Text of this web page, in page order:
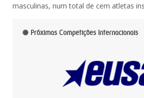
masculinas, num total de cem atletas
Próximas Competições Internacionais